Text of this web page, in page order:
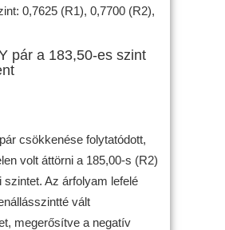
0,7625 (R1), 0,7700 (R2),
pár a 183,50-es szint
csökkenése folytatódott,
volt áttörni a 185,00-s (R2)
szintet. Az árfolyam lefelé
vált
megerősítve a negatív